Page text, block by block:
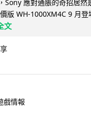
Sony 應對通脹的奇招居然
版 WH-1000XM4C 9 月
文
戲情報